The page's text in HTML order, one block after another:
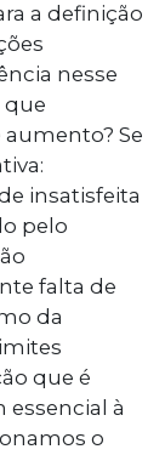
a definição
nesse
que
Se
insatisfeita
pelo
falta de
da
que é
à
o